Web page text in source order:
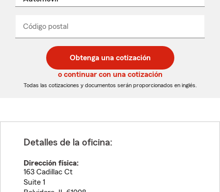
desplegable
Código postal
de
5
dígitos
de
5
dígitos
_____
Obtenga una cotización
o continuar con una cotización
Todas las cotizaciones y documentos serán proporcionados en inglés.
Detalles de la oficina:
Dirección física:
163 Cadillac Ct
Suite 1